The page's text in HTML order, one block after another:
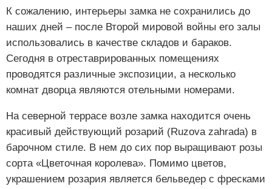
К сожалению, интерьеры замка не сохранились до
наших дней – после Второй мировой войны его залы
использовались в качестве складов и бараков.
Сегодня в отреставрированных помещениях
проводятся различные экспозиции, а несколько
комнат дворца являются отельными номерами.
На северной террасе возле замка находится очень
красивый действующий розарий (Ruzova zahrada) в
барочном стиле. В нем до сих пор выращивают розы
сорта «Цветочная королева». Помимо цветов,
украшением розария является бельведер с фресками